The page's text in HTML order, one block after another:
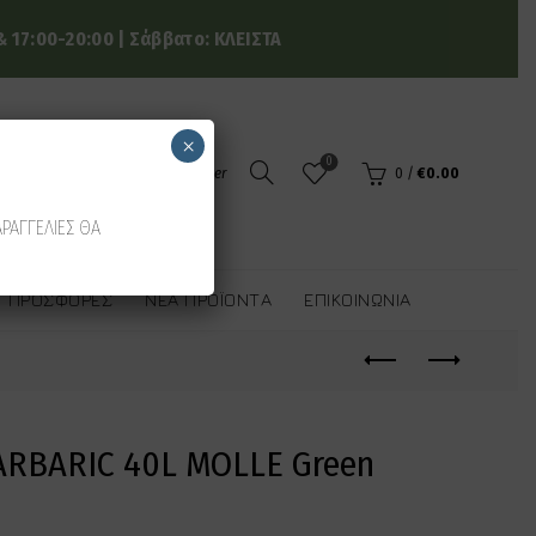
20:00 | Σάββατο: ΚΛΕΙΣΤΑ
Login / Register
0
0 / €0.00
ΠΡΟΣΦΟΡΈΣ ΝΈΑ ΠΡΟΪΌΝΤΑ ΕΠΙΚΟΙΝΩΝΊΑ
40L MOLLE Green
ΘΑ
×